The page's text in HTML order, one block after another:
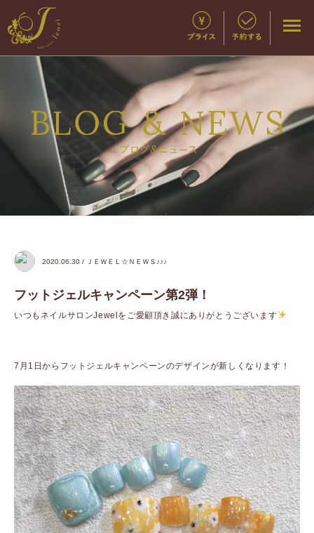
2020.06.30 / ＪＥＷＥＬ☆ＮＥＷＳ♪♪♪
フットジェルキャンペーン第2弾！
いつもネイルサロンJewelをご愛顧頂き誠にありがとうございます
7月1日からフットジェルキャンペーンのデザインが新しくなります！